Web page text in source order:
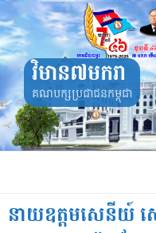
Skip
to
content
វិមាន៧មករា
គណបក្សប្រជាជនកម្ពុជា
នាយឧត្តមសេនីយ៍